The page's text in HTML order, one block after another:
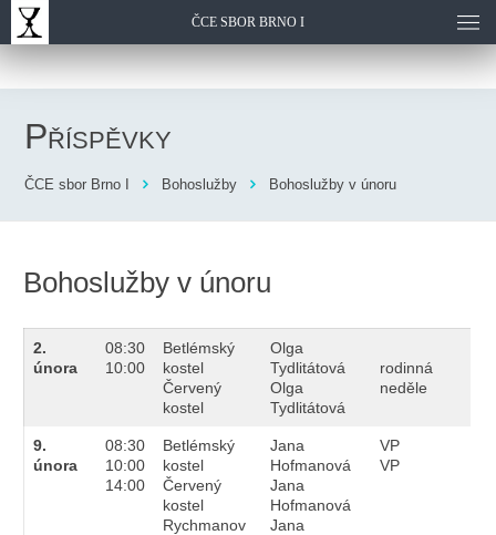
ČCE SBOR BRNO I
Příspěvky
ČCE sbor Brno I Bohoslužby Bohoslužby v únoru
Bohoslužby v únoru
2.
února
08:30
10:00
Betlémský
kostel
Červený
kostel
Olga
Tydlitátová
Olga
Tydlitátová
rodinná
neděle
9.
února
08:30
10:00
14:00
Betlémský
kostel
Červený
kostel
Rychmanov
Jana
Hofmanová
Jana
Hofmanová
Jana
VP
VP